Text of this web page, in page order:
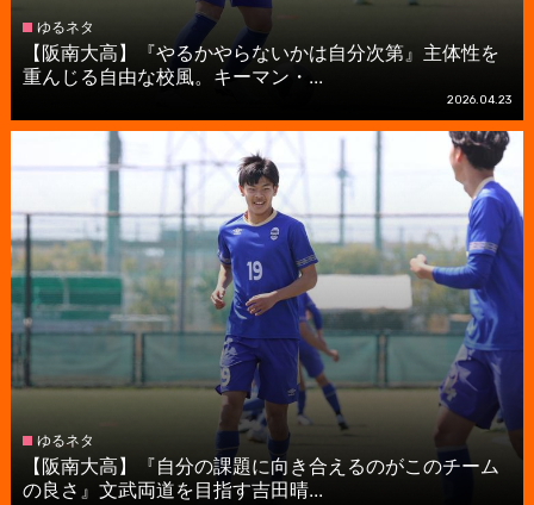
ゆるネタ
【阪南大高】『やるかやらないかは自分次第』主体性を
重んじる自由な校風。キーマン・...
2026.04.23
ゆるネタ
【阪南大高】『自分の課題に向き合えるのがこのチーム
の良さ』文武両道を目指す吉田晴...